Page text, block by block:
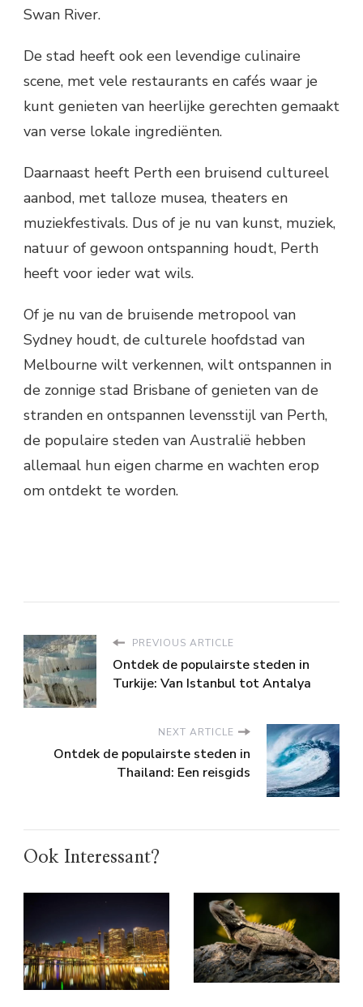
Swan River.
De stad heeft ook een levendige culinaire
scene, met vele restaurants en cafés waar je
kunt genieten van heerlijke gerechten gemaakt
van verse lokale ingrediënten.
Daarnaast heeft Perth een bruisend cultureel
aanbod, met talloze musea, theaters en
muziekfestivals. Dus of je nu van kunst, muziek,
natuur of gewoon ontspanning houdt, Perth
heeft voor ieder wat wils.
Of je nu van de bruisende metropool van
Sydney houdt, de culturele hoofdstad van
Melbourne wilt verkennen, wilt ontspannen in
de zonnige stad Brisbane of genieten van de
stranden en ontspannen levensstijl van Perth,
de populaire steden van Australië hebben
allemaal hun eigen charme en wachten erop
om ontdekt te worden.
PREVIOUS ARTICLE
Ontdek de populairste steden in
Turkije: Van Istanbul tot Antalya
NEXT ARTICLE
Ontdek de populairste steden in
Thailand: Een reisgids
Ook Interessant?